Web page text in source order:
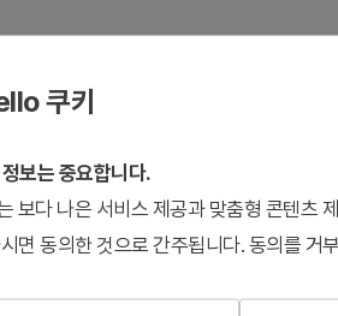
습니다.
적인 사례와 결과를 먼저 확인합니다.
확인하는 것
쿠키
보는 중요합니다.
보다 나은 서비스 제공과 맞춤형 콘텐츠
면 동의한 것으로 간주됩니다. 동의를 거